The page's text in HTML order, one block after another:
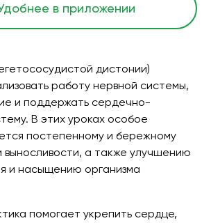
в приложении
дистонии)
работу нервной системы,
и поддержать сердечно-
В этих уроках особое
постепенному и бережному
выносливости, а также улучшению
и насыщению организма
помогает укрепить сердце,